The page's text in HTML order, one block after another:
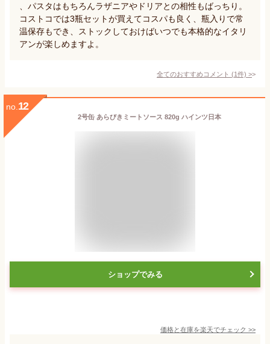
、パスタはもちろんラザニアやドリアとの相性もばっちり。
コストコでは3瓶セットが買えてコスパも良く、瓶入りで常
温保存もでき、ストックしておけばいつでも本格的なイタリ
アンが楽しめますよ。
全てのおすすめコメント (1件) >
no. 12
2号缶 あらびきミートソース 820g ハインツ日本
ショップでみる
価格と在庫を楽天でチェック >>